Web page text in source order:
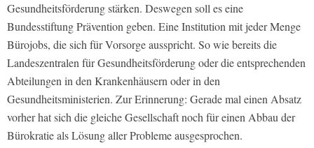
Gesundheitsförderung stärken. Deswegen soll es eine
Bundesstiftung Prävention geben. Eine Institution mit jeder Menge
Bürojobs, die sich für Vorsorge ausspricht. So wie bereits die
Landeszentralen für Gesundheitsförderung oder die entsprechenden
Abteilungen in den Krankenhäusern oder in den
Gesundheitsministerien. Zur Erinnerung: Gerade mal einen Absatz
vorher hat sich die gleiche Gesellschaft noch für einen Abbau der
Bürokratie als Lösung aller Probleme ausgesprochen.